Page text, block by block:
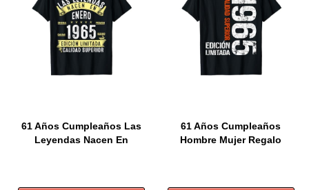
61 Años Cumpleaños Las
Leyendas Nacen En
61 Años Cumpleaños
Hombre Mujer Regalo